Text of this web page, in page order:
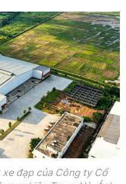
xe đạp của Công ty Cổ